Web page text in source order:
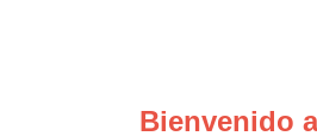
Bienvenido